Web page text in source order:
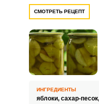
СМОТРЕТЬ РЕЦЕПТ
ИНГРЕДИЕНТЫ
яблоки, сахар-песок,
ЕЩЕ НЕ